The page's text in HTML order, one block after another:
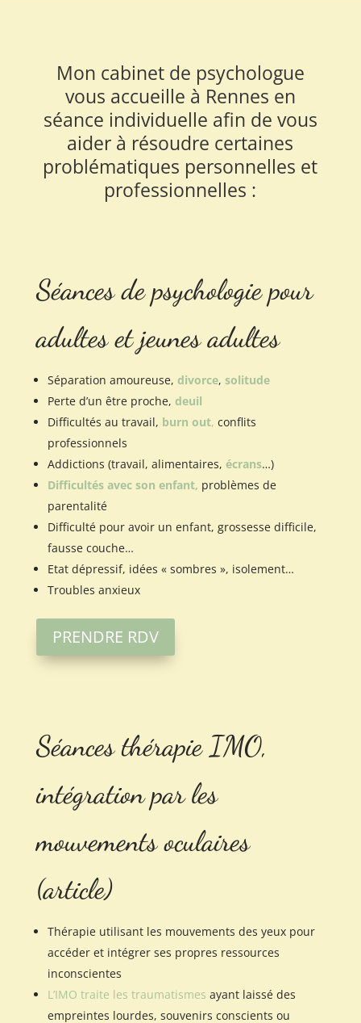
Mon cabinet de psychologue
vous accueille à Rennes en
séance individuelle afin de vous
aider à résoudre certaines
problématiques personnelles et
professionnelles :
Séances de psychologie pour
adultes et jeunes adultes
Séparation amoureuse, divorce, solitude
Perte d’un être proche, deuil
Difficultés au travail, burn out, conflits
professionnels
Addictions (travail, alimentaires, écrans…)
Difficultés avec son enfant, problèmes de
parentalité
Difficulté pour avoir un enfant, grossesse difficile,
fausse couche…
Etat dépressif, idées « sombres », isolement…
Troubles anxieux
PRENDRE RDV
Séances thérapie IMO,
intégration par les
mouvements oculaires
(article)
Thérapie utilisant les mouvements des yeux pour
accéder et intégrer ses propres ressources
inconscientes
L’IMO traite les traumatismes ayant laissé des
empreintes lourdes, souvenirs conscients ou